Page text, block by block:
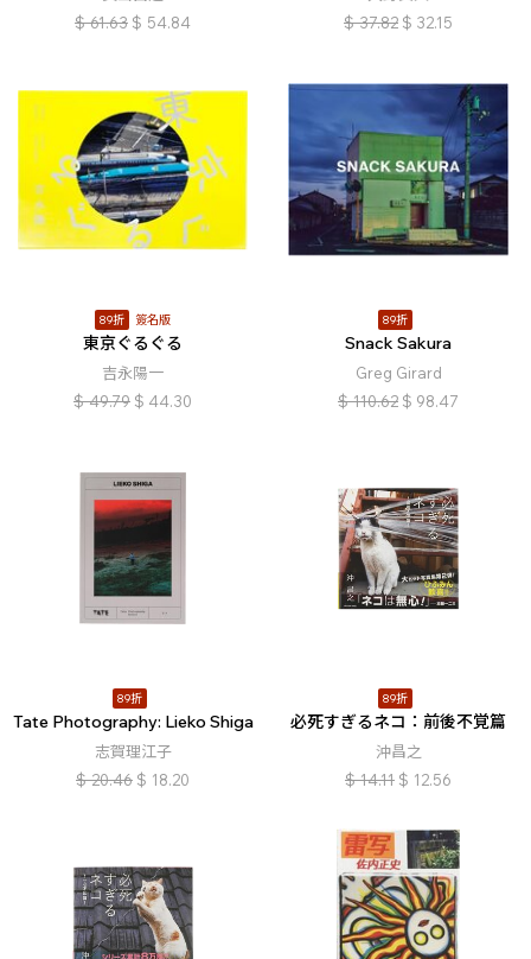
$ 61.63 $ 54.84
$ 37.82 $ 32.15
89折 簽名版
東京ぐるぐる
吉永陽一
$ 49.79 $ 44.30
89折
Snack Sakura
Greg Girard
$ 110.62 $ 98.47
89折
Tate Photography: Lieko Shiga
志賀理江子
$ 20.46 $ 18.20
89折
必死すぎるネコ：前後不覚篇
沖昌之
$ 14.11 $ 12.56